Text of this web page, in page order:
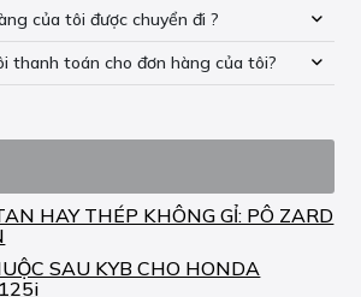
của tôi được chuyển đi ?
thanh toán cho đơn hàng của tôi?
HAY THÉP KHÔNG GỈ: PÔ ZARD
SAU KYB CHO HONDA